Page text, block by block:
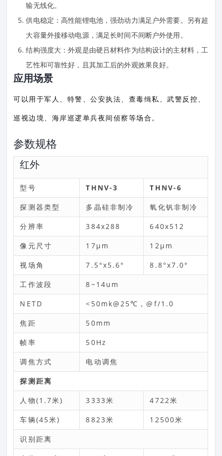
输无线化。
供电稳定：高性能锂电池，强劲动力满足户外需要。另有超
大容量外接移动电源，满足长时间不间断户外使用。
结构强度大：外观是由硬吕材料作为结构设计的主材料，工
艺性和可靠性好，且其加工后的外观效果良好。
应用场景
可以用于军人、特警、公安执法、查毒缉私、武警反控、
巡视边境、海岸巡逻单兵夜间侦察等场合。
参数规格
红外
型号 THNV-3 THNV-6
探测器类型 多晶硅非制冷 氧化钒非制冷
分辨率 384x288 640x512
像元尺寸 17μm 12μm
视场角 7.5°x5.6° 8.8°x7.0°
工作波段 8~14um
NETD <50mk@25℃，@f/1.0
焦距 50mm
帧率 50Hz
调焦方式 电动调焦
探测距离
人物(1.7米) 3333米 4722米
车辆(45米) 8823米 12500米
识别距离